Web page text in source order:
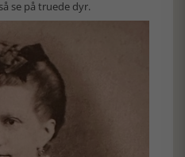
se på truede dyr.